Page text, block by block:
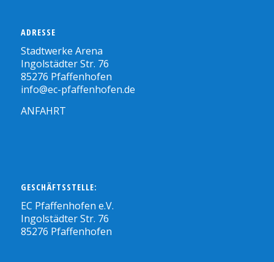
ADRESSE
Stadtwerke Arena
Ingolstädter Str. 76
85276 Pfaffenhofen
info@ec-pfaffenhofen.de
ANFAHRT
GESCHÄFTSSTELLE:
EC Pfaffenhofen e.V.
Ingolstädter Str. 76
85276 Pfaffenhofen